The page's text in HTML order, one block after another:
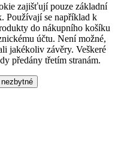
zajišťují pouze základní
Používají se například k
do nákupního košíku
účtu. Není možné,
jakékoliv závěry. Veškeré
předány třetím stranám.